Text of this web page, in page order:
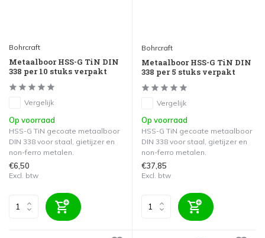
Bohrcraft
Metaalboor HSS-G TiN DIN
338 per 10 stuks verpakt
Vergelijk
Op voorraad
HSS-G TiN gecoate metaalboor
DIN 338 voor staal, gietijzer en
non-ferro metalen.
€6,50
Excl. btw
Bohrcraft
Metaalboor HSS-G TiN DIN
338 per 5 stuks verpakt
Vergelijk
Op voorraad
HSS-G TiN gecoate metaalboor
DIN 338 voor staal, gietijzer en
non-ferro metalen.
€37,85
Excl. btw